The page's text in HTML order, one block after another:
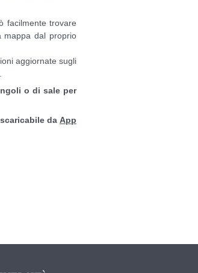
facilmente trovare
mappa dal proprio
aggiornate sugli
o di sale per
daApp